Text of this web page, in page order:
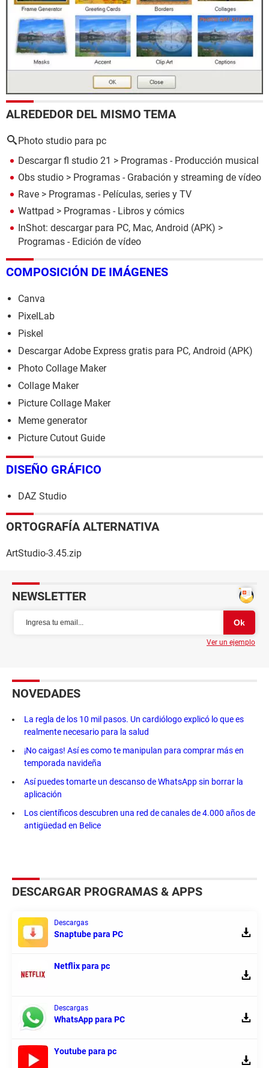
ALREDEDOR DEL MISMO TEMA
Photo studio para pc
Descargar fl studio 21 > Programas - Producción musical
Obs studio > Programas - Grabación y streaming de vídeo
Rave > Programas - Películas, series y TV
Wattpad > Programas - Libros y cómics
InShot: descargar para PC, Mac, Android (APK) >
Programas - Edición de vídeo
COMPOSICIÓN DE IMÁGENES
Canva
PixelLab
Piskel
Descargar Adobe Express gratis para PC, Android (APK)
Photo Collage Maker
Collage Maker
Picture Collage Maker
Meme generator
Picture Cutout Guide
DISEÑO GRÁFICO
DAZ Studio
ORTOGRAFÍA ALTERNATIVA
ArtStudio-3.45.zip
NEWSLETTER
Ver un ejemplo
NOVEDADES
La regla de los 10 mil pasos. Un cardiólogo explicó lo que es
realmente necesario para la salud
¡No caigas! Así es como te manipulan para comprar más en
temporada navideña
Así puedes tomarte un descanso de WhatsApp sin borrar la
aplicación
Los científicos descubren una red de canales de 4.000 años de
antigüedad en Belice
DESCARGAR PROGRAMAS & APPS
Descargas
Snaptube para PC
Netflix para pc
Descargas
WhatsApp para PC
Youtube para pc